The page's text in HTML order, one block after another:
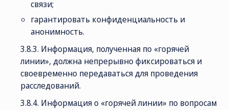
связи;
гарантировать конфиденциальность и
анонимность.
3.8.3. Информация, полученная по «горячей
линии», должна непрерывно фиксироваться и
своевременно передаваться для проведения
расследований.
3.8.4. Информация о «горячей линии» по вопросам